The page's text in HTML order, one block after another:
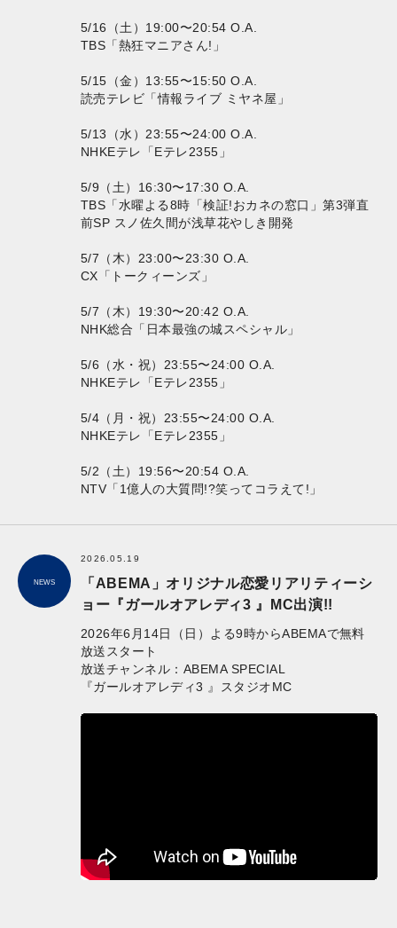
5/16（土）19:00〜20:54 O.A.
TBS「熱狂マニアさん!」
5/15（金）13:55〜15:50 O.A.
読売テレビ「情報ライブ ミヤネ屋」
5/13（水）23:55〜24:00 O.A.
NHKEテレ「Eテレ2355」
5/9（土）16:30〜17:30 O.A.
TBS「水曜よる8時「検証!おカネの窓口」第3弾直
前SP スノ佐久間が浅草花やしき開発
5/7（木）23:00〜23:30 O.A.
CX「トークィーンズ」
5/7（木）19:30〜20:42 O.A.
NHK総合「日本最強の城スペシャル」
5/6（水・祝）23:55〜24:00 O.A.
NHKEテレ「Eテレ2355」
5/4（月・祝）23:55〜24:00 O.A.
NHKEテレ「Eテレ2355」
5/2（土）19:56〜20:54 O.A.
NTV「1億人の大質問!?笑ってコラえて!」
NEWS
2026.05.19
「ABEMA」オリジナル恋愛リアリティーシ
ョー『ガールオアレディ3 』MC出演!!
2026年6月14日（日）よる9時からABEMAで無料
放送スタート
放送チャンネル：ABEMA SPECIAL
『ガールオアレディ3 』スタジオMC